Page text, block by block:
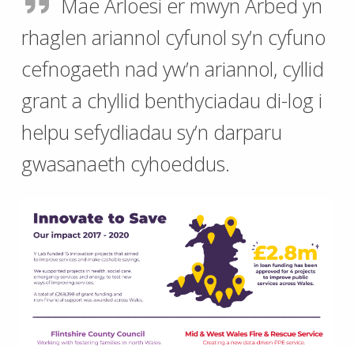
rhaglen ariannol cyfunol sy’n cyfuno
cefnogaeth nad yw’n ariannol, cyllid
grant a chyllid benthyciadau di-log i
helpu sefydliadau sy’n darparu
gwasanaeth cyhoeddus.